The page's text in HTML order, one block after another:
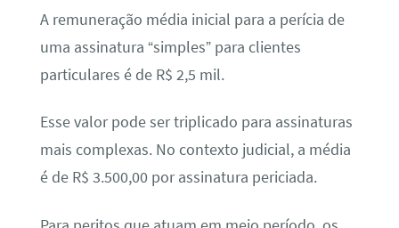
A remuneração média inicial para a perícia de
uma assinatura “simples” para clientes
particulares é de R$ 2,5 mil.
Esse valor pode ser triplicado para assinaturas
mais complexas. No contexto judicial, a média
é de R$ 3.500,00 por assinatura periciada.